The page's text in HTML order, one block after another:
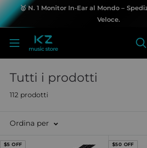
Salta
al
contenuto
🥇 N. 1 Monitor In-Ear al Mondo –
Veloce.
KZ
Tutti i prodotti
112 prodotti
Ordina per
$5 OFF $50 OFF